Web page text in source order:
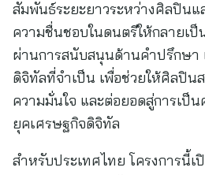
สัมพันธ์ระยะยาวระหว่างศิลปิน
ความชื่นชอบในดนตรีให้กลายเป็
ผ่านการสนับสนุนด้านคำปรึกษา
ดิจิทัลที่จำเป็น เพื่อช่วยให้ศิลปิน
ความมั่นใจ และต่อยอดสู่การเป็น
ยุคเศรษฐกิจดิจิทัล
สำหรับประเทศไทย โครงการนี้เ